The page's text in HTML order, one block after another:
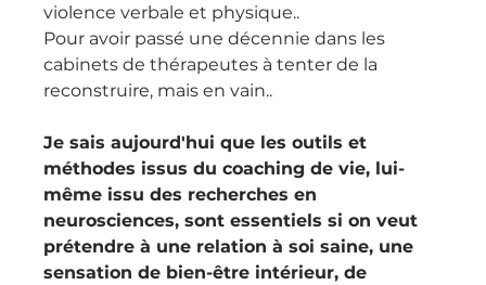
violence verbale et physique..
Pour avoir passé une décennie dans les
cabinets de thérapeutes à tenter de la
reconstruire, mais en vain..
Je sais aujourd'hui que les outils et
méthodes issus du coaching de vie, lui-
même issu des recherches en
neurosciences, sont essentiels si on veut
prétendre à une relation à soi saine, une
sensation de bien-être intérieur, de